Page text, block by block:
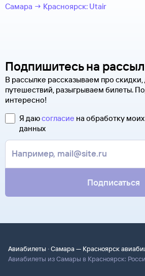
Самара → Красноярск: Utair
Подпишитесь на
В рассылке рассказываем про
путешествий, разыгрываем билеты.
интересно!
Я даюсогласие на обработку
данных
Подписаться
Авиабилеты ·Самара — Красноярск
Авиабилеты из Самары в Красноярск: